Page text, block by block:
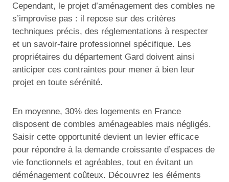
Cependant, le projet d’aménagement des combles ne
s’improvise pas : il repose sur des critères
techniques précis, des réglementations à respecter
et un savoir-faire professionnel spécifique. Les
propriétaires du département Gard doivent ainsi
anticiper ces contraintes pour mener à bien leur
projet en toute sérénité.
En moyenne, 30% des logements en France
disposent de combles aménageables mais négligés.
Saisir cette opportunité devient un levier efficace
pour répondre à la demande croissante d’espaces de
vie fonctionnels et agréables, tout en évitant un
déménagement coûteux. Découvrez les éléments